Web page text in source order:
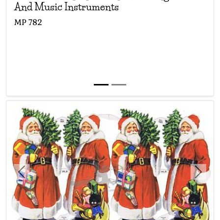
Printed in germany - Germany (1)
Presto art deco-cals - Presto water decals (0)
Poessa - Poessa (0)
Pobra - Pobra (7)
Pmce- Piccoli (0)
Planet verlag - Planet verlag ddr (8)
P.m. - P.m. (1)
P.m. co - P.m. co (0)
P. & e. - Priester f. & eyck (6)
Omgs - Sagdos (0)
N.s.
Mpl a - b - c - f - Mamelok press lt
And Music Instruments
MP782
Previous Next